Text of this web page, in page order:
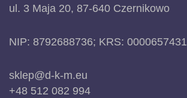
ul. 3 Maja 20, 87-640 Czernikowo
NIP: 8792688736; KRS: 0000657431
sklep@d-k-m.eu
+48 512 082 994